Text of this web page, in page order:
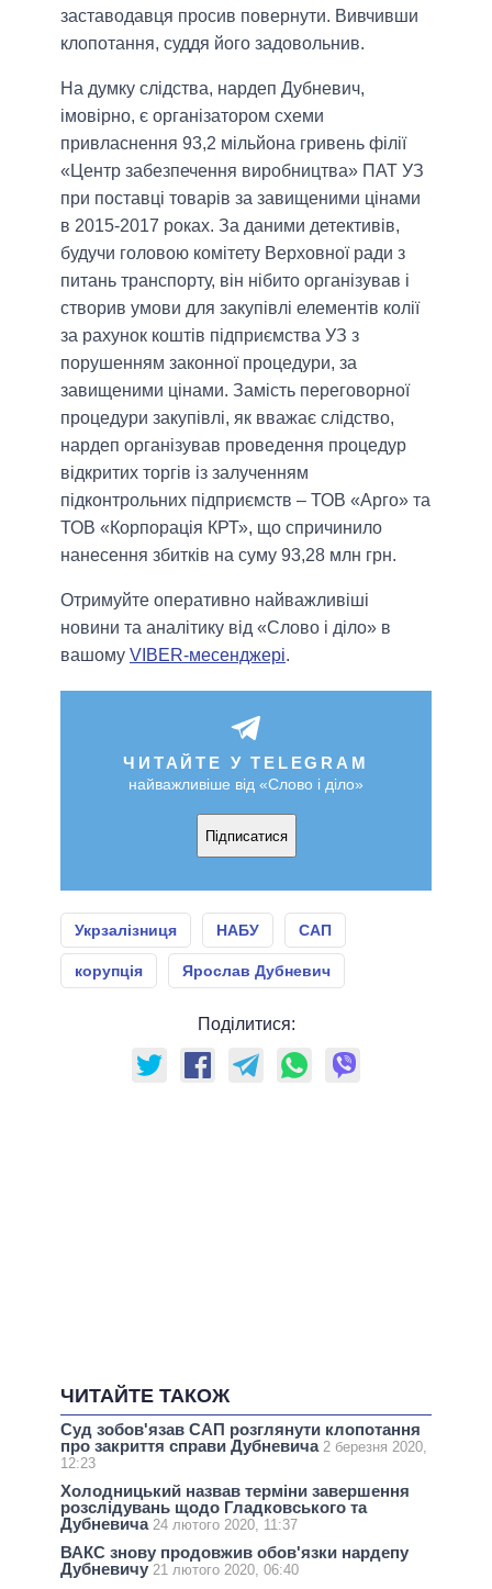
заставодавця просив повернути. Вивчивши
клопотання, суддя його задовольнив.
На думку слідства, нардеп Дубневич,
імовірно, є організатором схеми
привласнення 93,2 мільйона гривень філії
«Центр забезпечення виробництва» ПАТ УЗ
при поставці товарів за завищеними цінами
в 2015-2017 роках. За даними детективів,
будучи головою комітету Верховної ради з
питань транспорту, він нібито організував і
створив умови для закупівлі елементів колії
за рахунок коштів підприємства УЗ з
порушенням законної процедури, за
завищеними цінами. Замість переговорної
процедури закупівлі, як вважає слідство,
нардеп організував проведення процедур
відкритих торгів із залученням
підконтрольних підприємств – ТОВ «Арго» та
ТОВ «Корпорація КРТ», що спричинило
нанесення збитків на суму 93,28 млн грн.
Отримуйте оперативно найважливіші
новини та аналітику від «Слово і діло» в
вашому VIBER-месенджері.
ЧИТАЙТЕ У TELEGRAM
найважливіше від «Слово і діло»
Підписатися
Укрзалізниця НАБУ САП
корупція Ярослав Дубневич
Поділитися:
ЧИТАЙТЕ ТАКОЖ
Суд зобов'язав САП розглянути клопотання
про закриття справи Дубневича 2 березня 2020,
12:23
Холодницький назвав терміни завершення
розслідувань щодо Гладковського та
Дубневича 24 лютого 2020, 11:37
ВАКС знову продовжив обов'язки нардепу
Дубневичу 21 лютого 2020, 06:40